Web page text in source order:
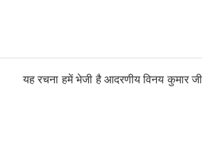
यह रचना हमें भेजी है आदरणीय विनय कुमार जी